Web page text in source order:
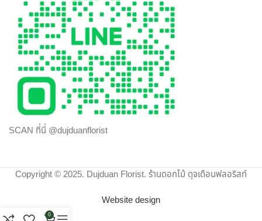
SCAN ที่นี่ @dujduanflorist
Copyright © 2025. Dujduan Florist. ร้านดอกไม้ ดุจเดือนฟลอริสท์
Website design
0